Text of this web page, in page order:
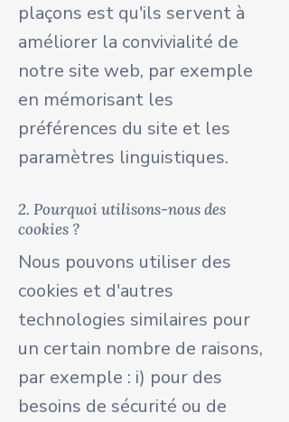
plaçons est qu'ils servent à
améliorer la convivialité de
notre site web, par exemple
en mémorisant les
préférences du site et les
paramètres linguistiques.
2. Pourquoi utilisons-nous des
cookies ?
Nous pouvons utiliser des
cookies et d'autres
technologies similaires pour
un certain nombre de raisons,
par exemple : i) pour des
besoins de sécurité ou de